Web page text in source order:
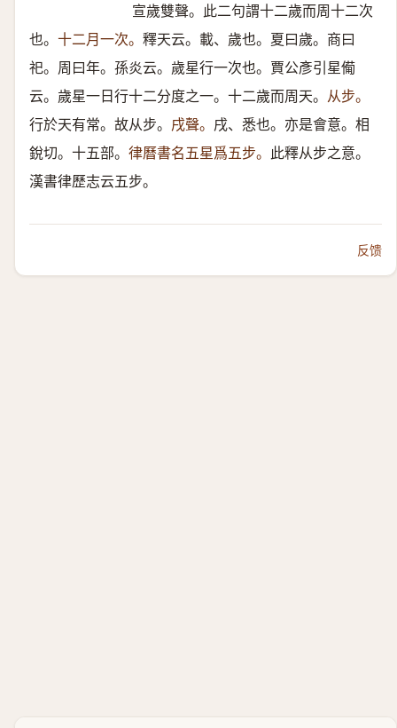
宣歲雙聲。此二句謂十二歲而周十二次
也。 十二月一次。 釋天云。載、歲也。夏曰歲。商曰
祀。周曰年。孫炎云。歲星行一次也。賈公彥引星僃
云。歲星一日行十二分度之一。十二歲而周天。 从步。
行於天有常。故从步。 戌聲。 戌、悉也。亦是會意。相
銳切。十五部。 律曆書名五星爲五步。 此釋从步之意。
漢書律歷志云五步。
反馈